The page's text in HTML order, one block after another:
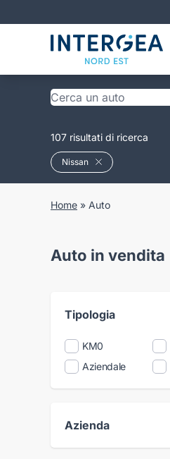
107 risultati di ricerca
Nissan
Home » Auto
Auto in vendita
Tipologia
KM0
Aziendale
Azienda